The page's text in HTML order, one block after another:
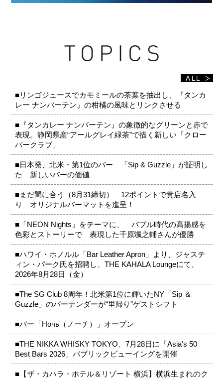
■リンゴジュースでカモミールの茶葉を抽出し、『タンカ
レー ナンバーテン』の柑橘の風味とリンクさせる
■『タンカレー ナンバーテン』の象徴的なグリーンと赤で
表現。静岡県産“アールグレイ緑茶”で描く新しい「クロー
バークラブ」
■日本発、北米・第1位のバー 「Sip & Guzzle」が証明し
た 新しいバーの価値
■まだ間に合う（8月31締切） 12ポイントで貴店名入
り オリジナルバーマットを進呈！
■「NEON Nights」をテーマに、 バブル時代の高揚感を
色彩とストーリーで 表現した千原颯之輔さんが優勝
■ハワイ・ホノルル「Bar Leather Apron」より、ジャステ
ィン・パーク氏を招聘し、THE KAHALA Loungeにて、
2026年8月28日（金）
■The SG Club 8周年！北米第1位に輝いたNY「Sip ＆
Guzzle」のバーテンダーが“里帰り”ゲストシフト
■バー「Ночь（ノーチ）」オープン
■THE NIKKA WHISKY TOKYO、7月28日に「Asia’s 50
Best Bars 2026」パブリックビューイングを開催
■【ザ・カハラ・ホテル＆リゾート 横浜】横浜生まれのク